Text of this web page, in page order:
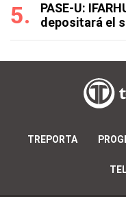
PASE-U:
depositará el
TREPORTA